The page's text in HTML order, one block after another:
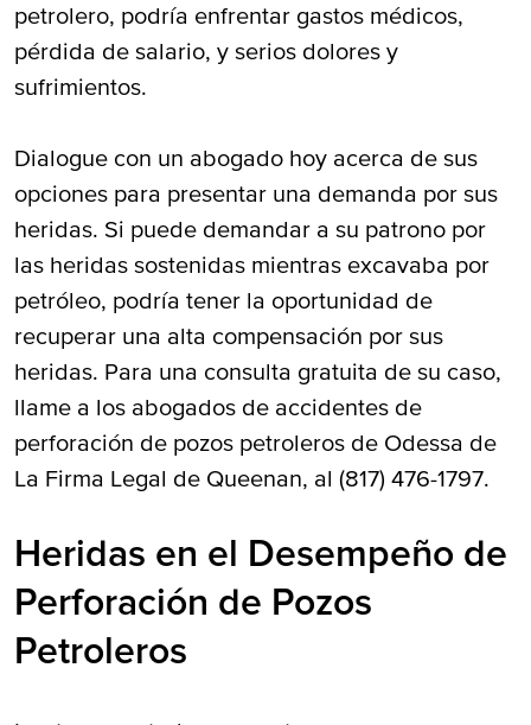
petrolero, podría enfrentar gastos médicos,
pérdida de salario, y serios dolores y
sufrimientos.
Dialogue con un abogado hoy acerca de sus
opciones para presentar una demanda por sus
heridas. Si puede demandar a su patrono por
las heridas sostenidas mientras excavaba por
petróleo, podría tener la oportunidad de
recuperar una alta compensación por sus
heridas. Para una consulta gratuita de su caso,
llame a los abogados de accidentes de
perforación de pozos petroleros de Odessa de
La Firma Legal de Queenan, al (817) 476-1797.
Heridas en el Desempeño de
Perforación de Pozos
Petroleros